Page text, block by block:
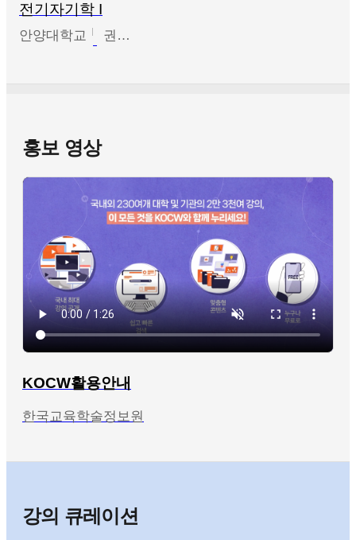
전기자기학 I
안양대학교 권원현
홍보 영상
KOCW활용안내
한국교육학술정보원
강의 큐레이션